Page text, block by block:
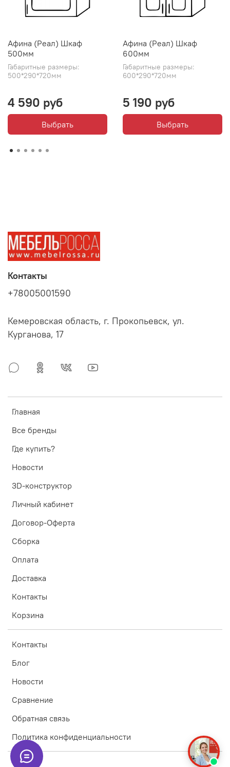
Афина (Реал) Шкаф
500мм
Габаритные размеры:
500*290*720мм
4 590 руб
Выбрать
Афина (Реал) Шкаф
600мм
Габаритные размеры:
600*290*720мм
5 190 руб
Выбрать
Главная
Все бренды
Где купить?
Новости
3D-конструктор
Личный кабинет
Договор-Оферта
Сборка
Оплата
Доставка
Контакты
Корзина
Контакты
Блог
Новости
Сравнение
Обратная связь
Политика конфиденциальности
Контакты
+78005001590
Кемеровская область, г. Прокопьевск, ул.
Курганова, 17